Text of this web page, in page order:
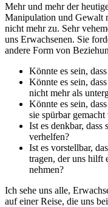
Mehr und mehr der
Manipulation und Gewalt
nicht mehr zu. Sehr
uns Erwachsenen. Sie
andere Form von
Könnte es sein,
Könnte es sein,
nicht mehr als
Könnte es sein,
sie spürbar
Ist es denkbar,
verhelfen?
Ist es vorstellbar,
tragen, der uns hilft
nehmen?
Ich sehe uns alle,
auf einer Reise, die uns